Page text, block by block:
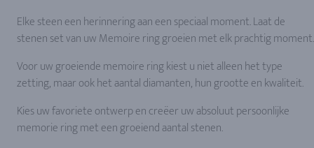
Elke steen een herinnering aan een speciaal moment. Laat de
stenen set van uw Memoire ring groeien met elk prachtig moment.
Voor uw groeiende memoire ring kiest u niet alleen het type
zetting, maar ook het aantal diamanten, hun grootte en kwaliteit.
Kies uw favoriete ontwerp en creëer uw absoluut persoonlijke
memorie ring met een groeiend aantal stenen.